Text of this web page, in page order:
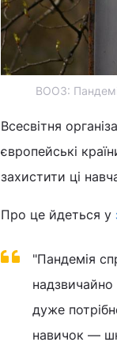
ВООЗ:
Всесвітня
європейські
захистити ці
Про це йдеться у
"Пандемія
дуже
навичок —